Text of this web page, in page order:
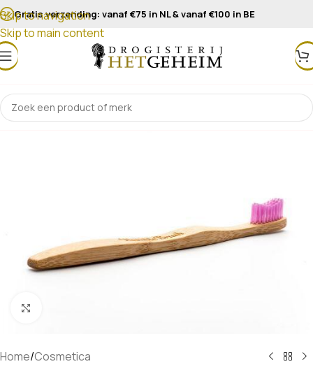
Skip to navigation
Skip to main content
Gratis verzending: vanaf €75 in NL & vanaf €100 in BE
Home/Cosmetica